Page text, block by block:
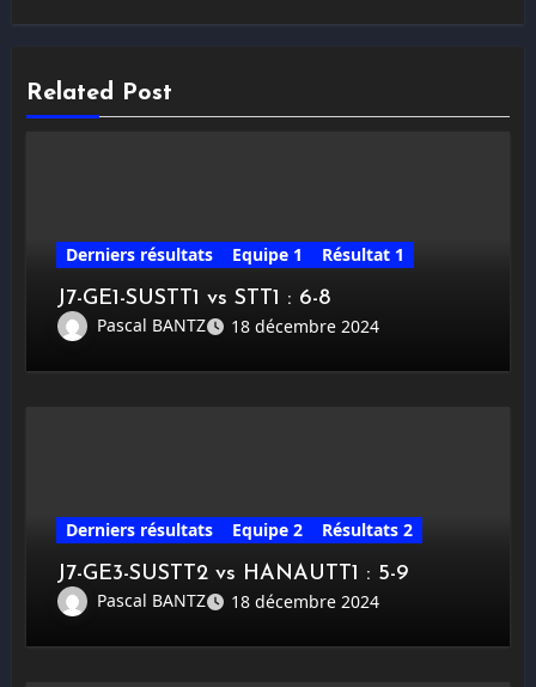
Related Post
Derniers résultats Equipe 1
Résultat 1
J7-GE1-SUSTT1 vs STT1 : 6-8
Pascal BANTZ
18 décembre 2024
Derniers résultats Equipe 2
Résultats 2
J7-GE3-SUSTT2 vs HANAUTT1 : 5-9
Pascal BANTZ
18 décembre 2024